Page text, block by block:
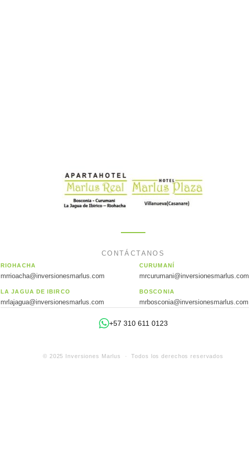
CONTÁCTANOS
RIOHACHA
mrrioacha@inversionesmarlus.com
CURUMANÍ
mrcurumani@inversionesmarlus.com
LA JAGUA DE IBIRCO
mrlajagua@inversionesmarlus.com
BOSCONIA
mrbosconia@inversionesmarlus.com
+57 310 611 0123
© 2025 Inversiones Marlus · Todos los derechos reservados